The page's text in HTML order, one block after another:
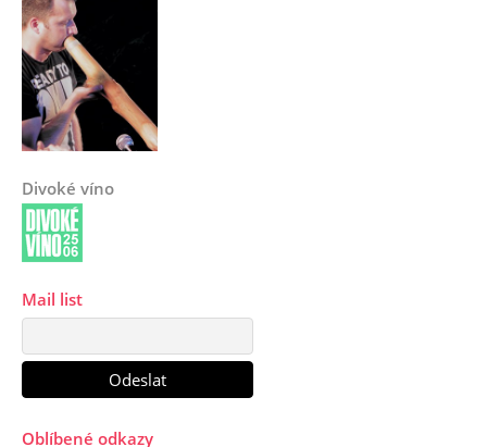
Divoké víno
Mail list
Oblíbené odkazy